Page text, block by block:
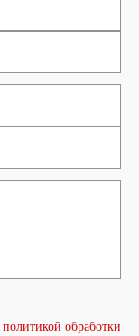
политикой обработки